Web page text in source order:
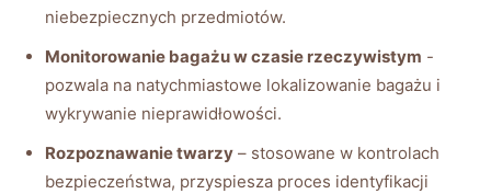
niebezpiecznych przedmiotów.
Monitorowanie bagażu w czasie rzeczywistym -⁤
pozwala na natychmiastowe lokalizowanie bagażu i
wykrywanie⁢ nieprawidłowości.
Rozpoznawanie twarzy – stosowane ⁢w kontrolach
bezpieczeństwa, przyspiesza proces identyfikacji⁣